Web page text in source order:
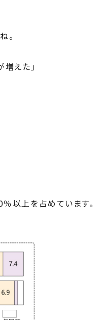
。
増えた」
以上を占めています。